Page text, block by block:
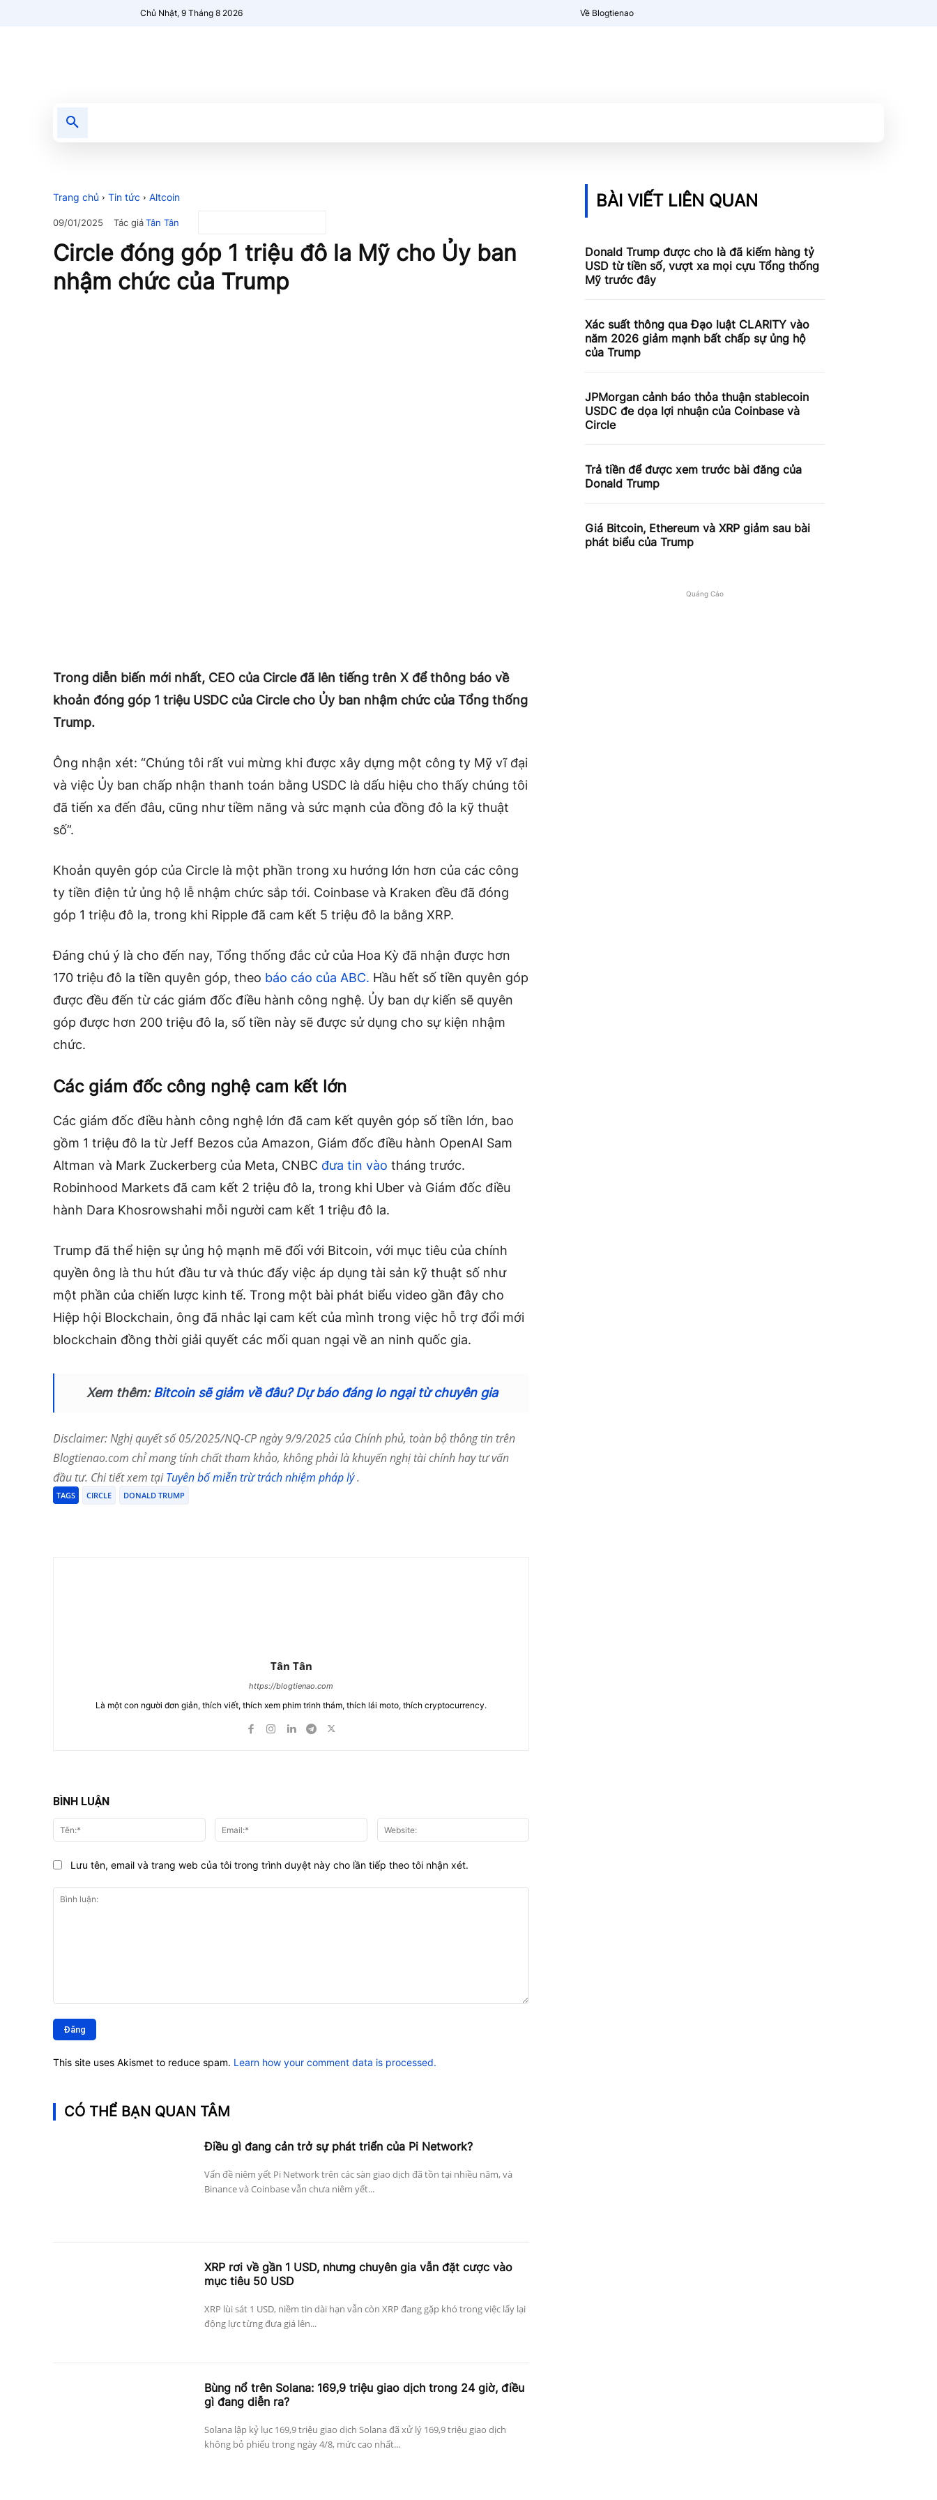
Chủ Nhật, 9 Tháng 8 2026 Về Blogtienao
Trang chủ Tin tức Altcoin
09/01/2025 Tác giảTân Tân
Circle đóng góp 1 triệu đô la Mỹ cho Ủy ban
nhậm chức của Trump
Trong diễn biến mới nhất, CEO của Circle đã lên tiếng trên X để thông báo về
khoản đóng góp 1 triệu USDC của Circle cho Ủy ban nhậm chức của Tổng thống
Trump.
Ông nhận xét: “Chúng tôi rất vui mừng khi được xây dựng một công ty Mỹ vĩ đại
và việc Ủy ban chấp nhận thanh toán bằng USDC là dấu hiệu cho thấy chúng tôi
đã tiến xa đến đâu, cũng như tiềm năng và sức mạnh của đồng đô la kỹ thuật
số”.
Khoản quyên góp của Circle là một phần trong xu hướng lớn hơn của các công
ty tiền điện tử ủng hộ lễ nhậm chức sắp tới. Coinbase và Kraken đều đã đóng
góp 1 triệu đô la, trong khi Ripple đã cam kết 5 triệu đô la bằng XRP.
Đáng chú ý là cho đến nay, Tổng thống đắc cử của Hoa Kỳ đã nhận được hơn
170 triệu đô la tiền quyên góp, theo báo cáo của ABC. Hầu hết số tiền quyên góp
được đều đến từ các giám đốc điều hành công nghệ. Ủy ban dự kiến ​​sẽ quyên
góp được hơn 200 triệu đô la, số tiền này sẽ được sử dụng cho sự kiện nhậm
chức.
Các giám đốc công nghệ cam kết lớn
Các giám đốc điều hành công nghệ lớn đã cam kết quyên góp số tiền lớn, bao
gồm 1 triệu đô la từ Jeff Bezos của Amazon, Giám đốc điều hành OpenAI Sam
Altman và Mark Zuckerberg của Meta, CNBC đưa tin vào tháng trước.
Robinhood Markets đã cam kết 2 triệu đô la, trong khi Uber và Giám đốc điều
hành Dara Khosrowshahi mỗi người cam kết 1 triệu đô la.
Trump đã thể hiện sự ủng hộ mạnh mẽ đối với Bitcoin, với mục tiêu của chính
quyền ông là thu hút đầu tư và thúc đẩy việc áp dụng tài sản kỹ thuật số như
một phần của chiến lược kinh tế. Trong một bài phát biểu video gần đây cho
Hiệp hội Blockchain, ông đã nhắc lại cam kết của mình trong việc hỗ trợ đổi mới
blockchain đồng thời giải quyết các mối quan ngại về an ninh quốc gia.
Xem thêm:Bitcoin sẽ giảm về đâu? Dự báo đáng lo ngại từ chuyên gia
Disclaimer: Nghị quyết số 05/2025/NQ-CP ngày 9/9/2025 của Chính phủ, toàn bộ thông tin trên
Blogtienao.com chỉ mang tính chất tham khảo, không phải là khuyến nghị tài chính hay tư vấn
đầu tư. Chi tiết xem tạiTuyên bố miễn trừ trách nhiệm pháp lý.
TAGS CIRCLE DONALD TRUMP
Tân Tân
https://blogtienao.com
Là một con người đơn giản, thích viết, thích xem phim trinh thám, thích lái moto, thích cryptocurrency.
BÌNH LUẬN
luận:
Tên:* Email:*
Lưu tên, email và trang web của tôi trong trình duyệt này cho lần tiếp theo tôi nhận xét.
This site uses Akismet to reduce spam. Learn how your comment data is processed.
CÓ THỂ BẠN QUAN TÂM
Điều gì đang cản trở sự phát triển của Pi Network?
Vấn đề niêm yết Pi Network trên các sàn giao dịch đã tồn tại nhiều năm, và
Binance và Coinbase vẫn chưa niêm yết...
XRP rơi về gần 1 USD, nhưng chuyên gia vẫn đặt cược vào
mục tiêu 50 USD
XRP lùi sát 1 USD, niềm tin dài hạn vẫn còn XRP đang gặp khó trong việc lấy lại
động lực từng đưa giá lên...
Bùng nổ trên Solana: 169,9 triệu giao dịch trong 24 giờ, điều
gì đang diễn ra?
Solana lập kỷ lục 169,9 triệu giao dịch Solana đã xử lý 169,9 triệu giao dịch
không bỏ phiếu trong ngày 4/8, mức cao nhất...
BÀI VIẾT LIÊN QUAN
Donald Trump được cho là đã kiếm hàng tỷ
USD từ tiền số, vượt xa mọi cựu Tổng thống
Mỹ trước đây
Xác suất thông qua Đạo luật CLARITY vào
năm 2026 giảm mạnh bất chấp sự ủng hộ
của Trump
JPMorgan cảnh báo thỏa thuận stablecoin
USDC đe dọa lợi nhuận của Coinbase và
Circle
Trả tiền để được xem trước bài đăng của
Donald Trump
Giá Bitcoin, Ethereum và XRP giảm sau bài
phát biểu của Trump
Quảng Cáo